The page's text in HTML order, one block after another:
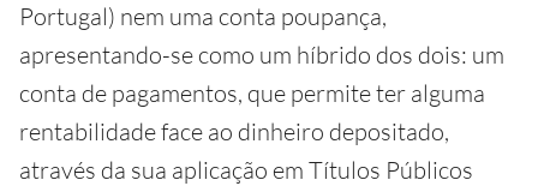
Portugal) nem uma conta poupança,
apresentando-se como um híbrido dos dois: um
conta de pagamentos, que permite ter alguma
rentabilidade face ao dinheiro depositado,
através da sua aplicação em Títulos Públicos